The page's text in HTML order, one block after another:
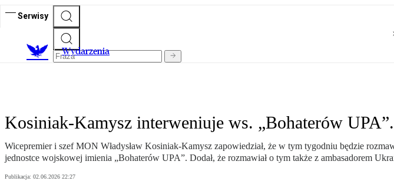
Serwisy
Wydarzenia
Kosiniak-Kamysz interweniuje ws. „Bohaterów
Wicepremier i szef MON Władysław Kosiniak-Kamysz zapowiedział, że w tym tygodniu będzie
jednostce wojskowej imienia „Bohaterów UPA”. Dodał, że rozmawiał o tym także z ambasadorem
Publikacja: 02.06.2026 22:27